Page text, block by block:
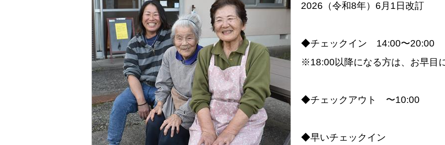
2026（令和8年）6月1日改訂
◆チェックイン 14:00〜20:00
※18:00以降になる方は、お早目
◆チェックアウト 〜10:00
◆早いチェックイン